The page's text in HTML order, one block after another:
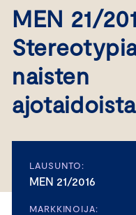
MEN 21/
naisten
ajotaidoista
LAUSUNTO:
MEN 21/2016
MARKKINOIJA: